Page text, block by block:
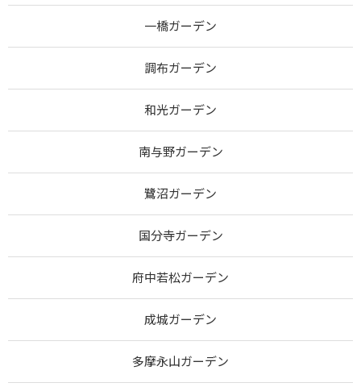
一橋ガーデン
調布ガーデン
和光ガーデン
南与野ガーデン
鷺沼ガーデン
国分寺ガーデン
府中若松ガーデン
成城ガーデン
多摩永山ガーデン